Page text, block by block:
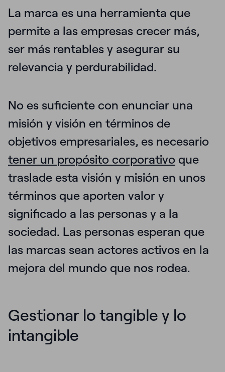
La marca es una herramienta que
permite a las empresas crecer más,
ser más rentables y asegurar su
relevancia y perdurabilidad.
No es suficiente con enunciar una
misión y visión en términos de
objetivos empresariales, es necesario
tener un propósito corporativo que
traslade esta visión y misión en unos
términos que aporten valor y
significado a las personas y a la
sociedad. Las personas esperan que
las marcas sean actores activos en la
mejora del mundo que nos rodea.
Gestionar lo tangible y lo
intangible